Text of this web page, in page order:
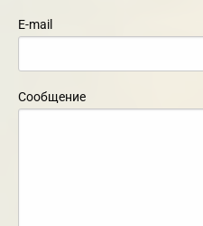
E-mail
Сообщение